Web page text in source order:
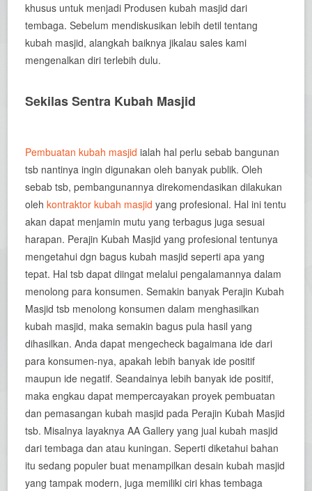
khusus untuk menjadi Produsen kubah masjid dari
tembaga. Sebelum mendiskusikan lebih detil tentang
kubah masjid, alangkah baiknya jikalau sales kami
mengenalkan diri terlebih dulu.
Sekilas Sentra Kubah Masjid
Pembuatan kubah masjid ialah hal perlu sebab bangunan
tsb nantinya ingin digunakan oleh banyak publik. Oleh
sebab tsb, pembangunannya direkomendasikan dilakukan
olehkontraktor kubah masjid yang profesional. Hal ini tentu
akan dapat menjamin mutu yang terbagus juga sesuai
harapan. Perajin Kubah Masjid yang profesional tentunya
mengetahui dgn bagus kubah masjid seperti apa yang
tepat. Hal tsb dapat diingat melalui pengalamannya dalam
menolong para konsumen. Semakin banyak Perajin Kubah
Masjid tsb menolong konsumen dalam menghasilkan
kubah masjid, maka semakin bagus pula hasil yang
dihasilkan. Anda dapat mengecheck bagaimana ide dari
para konsumen-nya, apakah lebih banyak ide positif
maupun ide negatif. Seandainya lebih banyak ide positif,
maka engkau dapat mempercayakan proyek pembuatan
dan pemasangan kubah masjid pada Perajin Kubah Masjid
tsb. Misalnya layaknya AA Gallery yang jual kubah masjid
dari tembaga dan atau kuningan. Seperti diketahui bahan
itu sedang populer buat menampilkan desain kubah masjid
yang tampak modern, juga memiliki ciri khas tembaga